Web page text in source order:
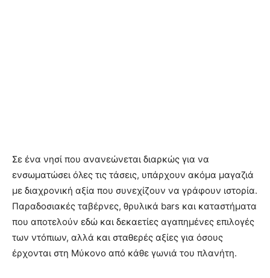
Σε ένα νησί που ανανεώνεται διαρκώς για να
ενσωματώσει όλες τις τάσεις, υπάρχουν ακόμα μαγαζιά
με διαχρονική αξία που συνεχίζουν να γράφουν ιστορία.
Παραδοσιακές ταβέρνες, θρυλικά bars και καταστήματα
που αποτελούν εδώ και δεκαετίες αγαπημένες επιλογές
των ντόπιων, αλλά και σταθερές αξίες για όσους
έρχονται στη Μύκονο από κάθε γωνιά του πλανήτη.